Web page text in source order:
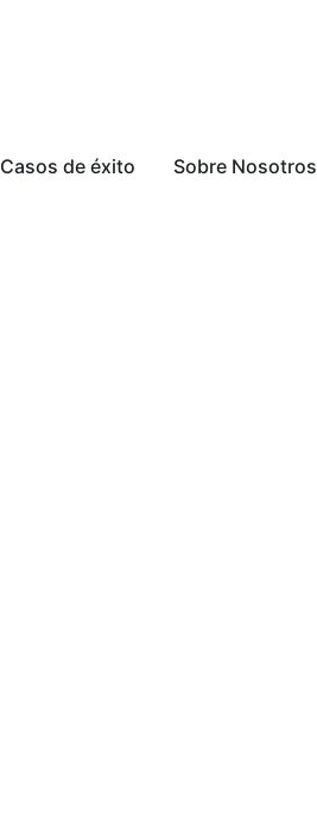
Casos de éxito Sobre Nosotros